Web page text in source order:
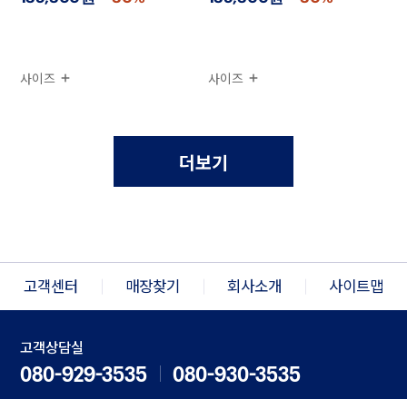
사이즈 사이즈
더보기
고객센터 매장찾기 회사소개 사이트맵
고객상담실
080-929-3535 080-930-3535